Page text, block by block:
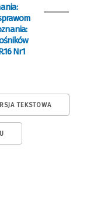
Nr1
TEKSTOWA